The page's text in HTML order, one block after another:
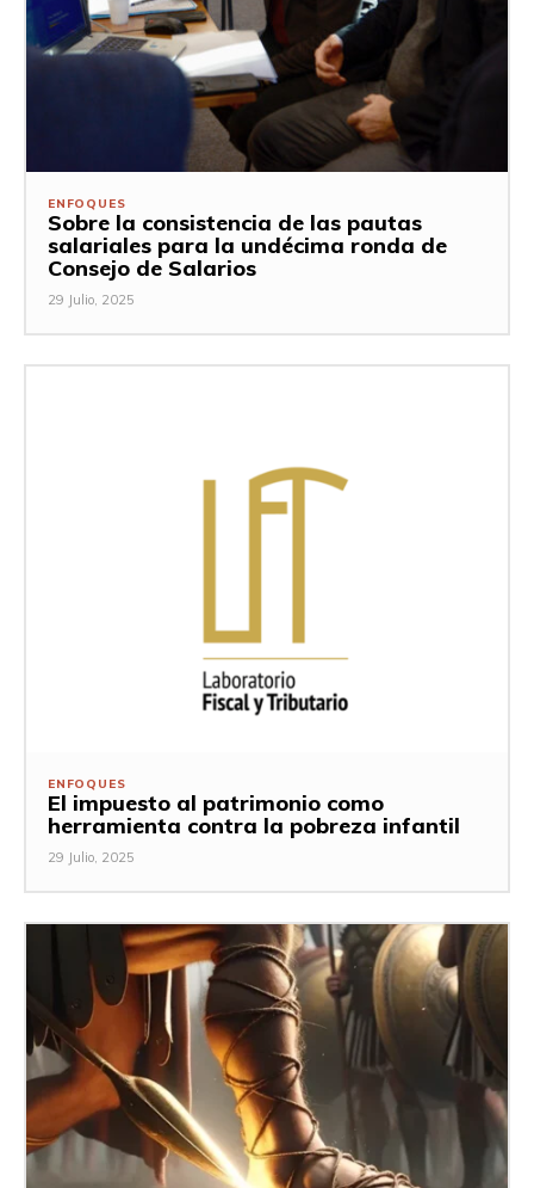
ENFOQUES
Sobre la consistencia de las pautas
salariales para la undécima ronda de
Consejo de Salarios
29 Julio, 2025
ENFOQUES
El impuesto al patrimonio como
herramienta contra la pobreza infantil
29 Julio, 2025